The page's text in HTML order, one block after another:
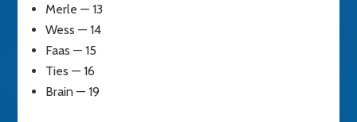
Merle — 13
Wess — 14
Faas — 15
Ties — 16
Brain — 19